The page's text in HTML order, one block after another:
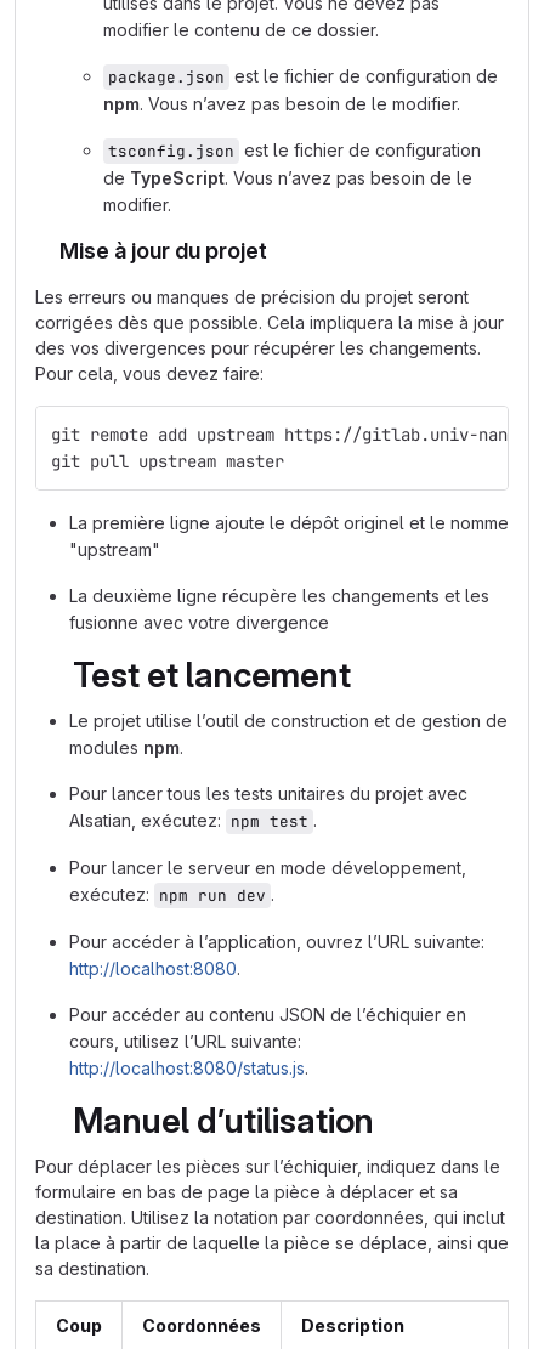
modifier le contenu de ce dossier.
package.json est le fichier de configuration de
npm. Vous n’avez pas besoin de le modifier.
tsconfig.json est le fichier de configuration
de TypeScript. Vous n’avez pas besoin de le
modifier.
Mise à jour du projet
Les erreurs ou manques de précision du projet seront
corrigées dès que possible. Cela impliquera la mise à jour
des vos divergences pour récupérer les changements.
Pour cela, vous devez faire:
git remote add upstream https://gitlab.univ-
git pull upstream master
La première ligne ajoute le dépôt originel et le nomme
"upstream"
La deuxième ligne récupère les changements et les
fusionne avec votre divergence
Test et lancement
Le projet utilise l’outil de construction et de gestion de
modules npm.
Pour lancer tous les tests unitaires du projet avec
Alsatian, exécutez: npm test .
Pour lancer le serveur en mode développement,
exécutez: npm run dev .
Pour accéder à l’application, ouvrez l’URL suivante:
http://localhost:8080.
Pour accéder au contenu JSON de l’échiquier en
cours, utilisez l’URL suivante:
http://localhost:8080/status.js.
Manuel d’utilisation
Pour déplacer les pièces sur l’échiquier, indiquez dans le
formulaire en bas de page la pièce à déplacer et sa
destination. Utilisez la notation par coordonnées, qui inclut
la place à partir de laquelle la pièce se déplace, ainsi que
sa destination.
Coup Coordonnées Description